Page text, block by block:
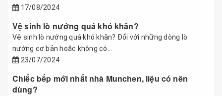
17/08/2024
Vệ sinh lò nướng quá khó khăn?
Vệ sinh lò nướng quá khó khăn? Đối với những dòng lò
nướng cơ bản hoăc không có...
23/07/2024
Chiếc bếp mới nhất nhà Munchen, liệu có nên
dùng?